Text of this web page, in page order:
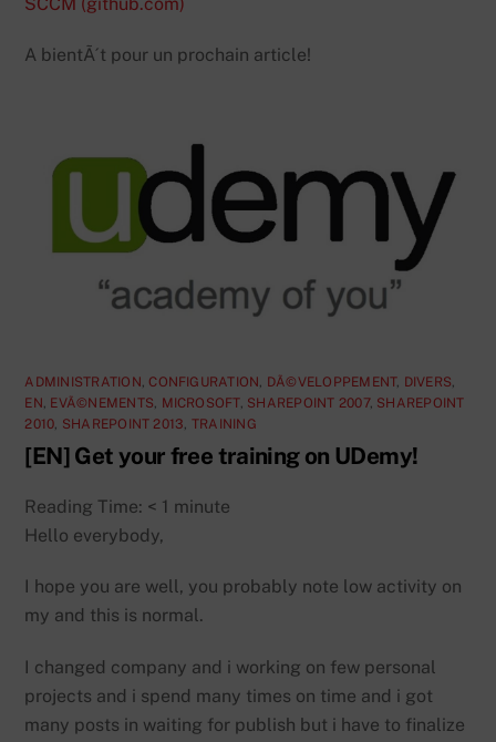
A bientÃ´t pour un prochain article!
ADMINISTRATION CONFIGURATION DÃ©VELOPPEMENT, DIVERS
EN EVÃ©NEMENTS MICROSOFT, SHAREPOINT 2007, SHAREPOINT
2010 SHAREPOINT 2013 TRAINING
[EN] Get your free training on UDemy!
Reading Time: < 1 minute
Hello everybody,
I hope you are well, you probably note low activity on
my and this is normal.
I changed company and i working on few personal
projects and i spend many times on time and i got
many posts in waiting for publish but i have to finalize